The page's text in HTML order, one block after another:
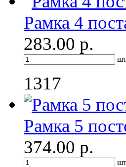
Рамка 4
283.00 р.
1317
Рамка 5
374.00 р.